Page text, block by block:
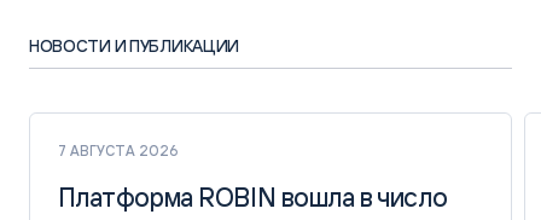
НОВОСТИ И ПУБЛИКАЦИИ
7 АВГУСТА 2026
Платформа ROBIN вошла в число
Платформа ROBIN вошла в число